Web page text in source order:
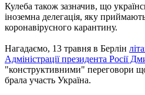
Кулеба також зазначив, що
іноземна делегація, яку
коронавірусного карантину.
Нагадаємо, 13 травня в Берлін
Адміністрації президента Росії
"конструктивними" переговори
брала участь Україна.